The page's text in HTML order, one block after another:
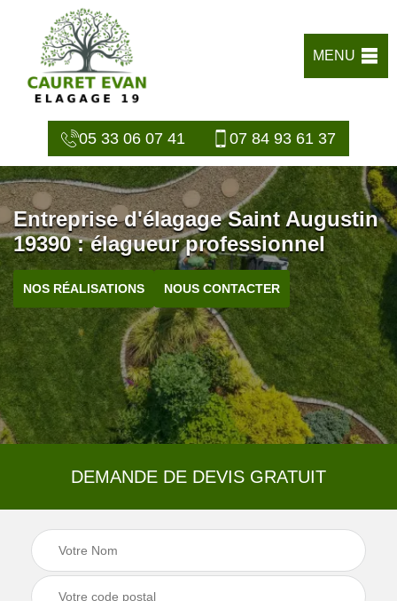
MENU
05 33 06 07 41 07 84 93 61 37
Entreprise d'élagage Saint Augustin
19390 : élagueur professionnel
NOS RÉALISATIONS NOUS CONTACTER
DEMANDE DE DEVIS GRATUIT